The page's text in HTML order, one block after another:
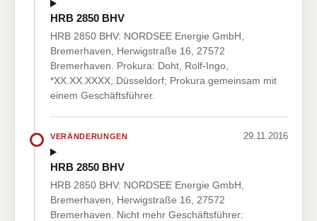
HRB 2850 BHV
HRB 2850 BHV: NORDSEE Energie GmbH,
Bremerhaven, Herwigstraße 16, 27572
Bremerhaven. Prokura: Doht, Rolf-Ingo,
*XX.XX.XXXX, Düsseldorf; Prokura gemeinsam mit
einem Geschäftsführer.
VERÄNDERUNGEN 29.11.2016
HRB 2850 BHV
HRB 2850 BHV: NORDSEE Energie GmbH,
Bremerhaven, Herwigstraße 16, 27572
Bremerhaven. Nicht mehr Geschäftsführer: